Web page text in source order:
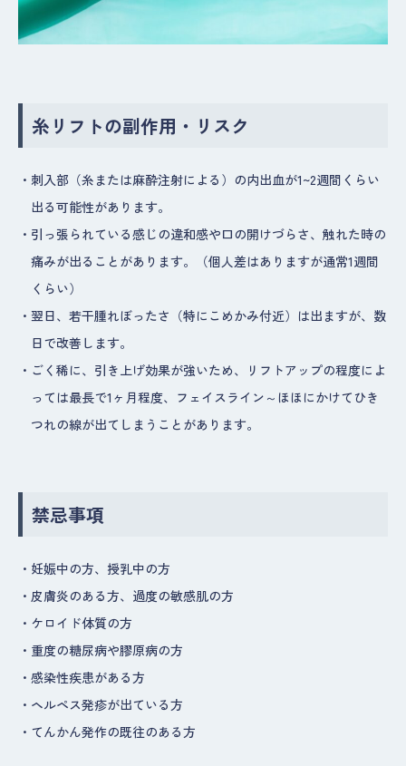
糸リフトの副作用・リスク
・ 刺入部（糸または麻酔注射による）の内出血が1~2週間くらい
出る可能性があります。
・ 引っ張られている感じの違和感や口の開けづらさ、触れた時の
痛みが出ることがあります。（個人差はありますが通常1週間
くらい）
・ 翌日、若干腫れぼったさ（特にこめかみ付近）は出ますが、数
日で改善します。
・ ごく稀に、引き上げ効果が強いため、リフトアップの程度によ
っては最長で1ヶ月程度、フェイスライン～ほほにかけてひき
つれの線が出てしまうことがあります。
禁忌事項
・ 妊娠中の方、授乳中の方
・ 皮膚炎のある方、過度の敏感肌の方
・ ケロイド体質の方
・ 重度の糖尿病や膠原病の方
・ 感染性疾患がある方
・ ヘルペス発疹が出ている方
・ てんかん発作の既往のある方